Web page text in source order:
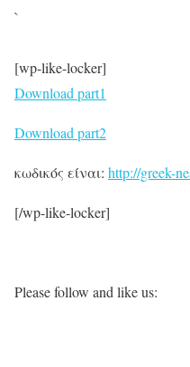
`
[wp-like-locker]
Download part1
Download part2
κωδικός είναι: http://greek-
[/wp-like-locker]
Please follow and like us: